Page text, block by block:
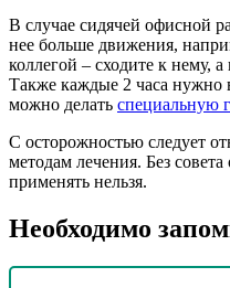
В случае сидячей офисной
нее больше движения,
коллегой – сходите к нему,
Также каждые 2 часа нужно
можно делать специальную
С осторожностью следует
методам лечения. Без
применять нельзя.
Необходимо